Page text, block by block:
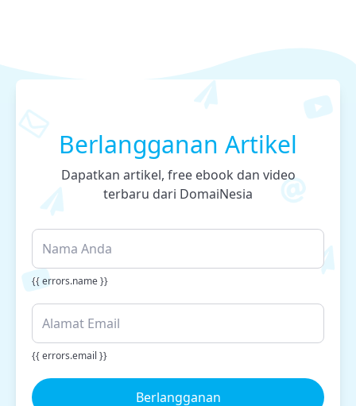
Berlangganan Artikel
Dapatkan artikel, free ebook dan video
terbaru dari DomaiNesia
{{ errors.name }}
{{ errors.email }}
Berlangganan